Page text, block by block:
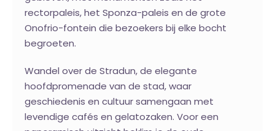
rectorpaleis, het Sponza-paleis en de grote
Onofrio-fontein die bezoekers bij elke bocht
begroeten.
Wandel over de Stradun, de elegante
hoofdpromenade van de stad, waar
geschiedenis en cultuur samengaan met
levendige cafés en gelatozaken. Voor een